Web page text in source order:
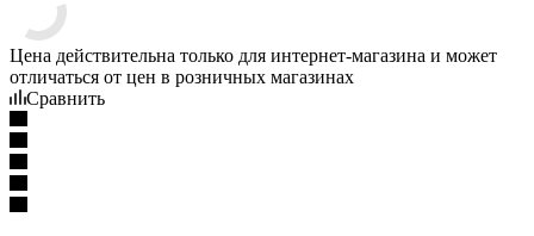
Цена действительна только для интернет-магазина и может
отличаться от цен в розничных магазинах
Сравнить